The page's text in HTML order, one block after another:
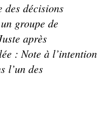
des décisions
groupe de
après
: Note à l’intention
l’un des